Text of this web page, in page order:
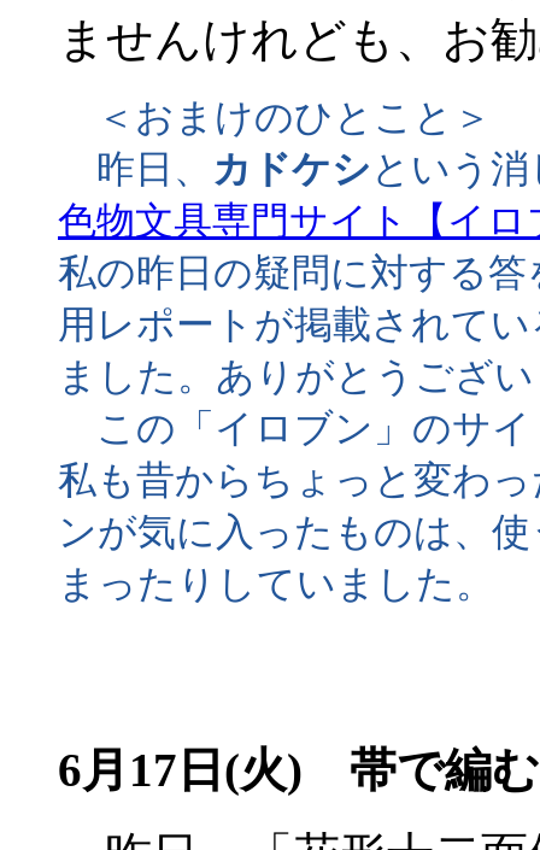
ませんけれども、お
＜おまけのひとこと＞
昨日、 カドケシ という
色物文具専門サイト【イロ
私の昨日の疑問に対する
用レポートが掲載されて
ました。ありがとうござ
この「イロブン」のサ
私も昔からちょっと変わ
ンが気に入ったものは、
まったりしていました。
6月17日(火) 帯で編